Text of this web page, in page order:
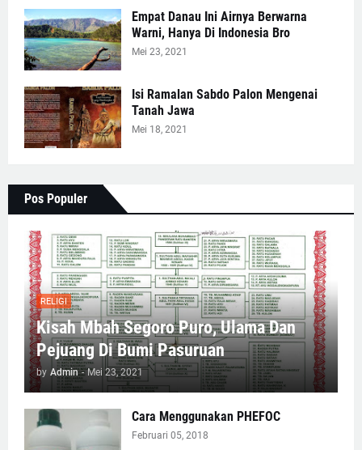
Empat Danau Ini Airnya Berwarna
Warni, Hanya Di Indonesia Bro
Mei 23, 2021
Isi Ramalan Sabdo Palon Mengenai
Tanah Jawa
Mei 18, 2021
Pos Populer
RELIGI
Kisah Mbah Segoro Puro, Ulama Dan
Pejuang Di Bumi Pasuruan
by Admin - Mei 23, 2021
Cara Menggunakan PHEFOC
Februari 05, 2018